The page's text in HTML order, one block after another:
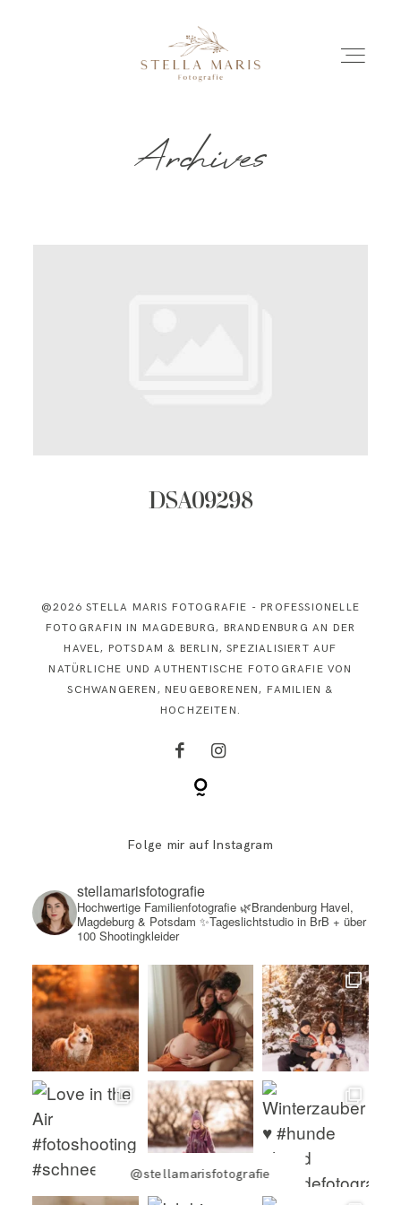
EINBLICKE
Archives
DSA09298
@2026 STELLA MARIS FOTOGRAFIE - PROFESSIONELLE
FOTOGRAFIN IN MAGDEBURG, BRANDENBURG AN DER
HAVEL, POTSDAM & BERLIN, SPEZIALISIERT AUF
NATÜRLICHE UND AUTHENTISCHE FOTOGRAFIE VON
SCHWANGEREN, NEUGEBORENEN, FAMILIEN &
HOCHZEITEN.
Folge mir auf Instagram
@stellamarisfotografie
stellamarisfotografie
Hochwertige Familienfotografie🌿Brandenburg Havel,
Magdeburg & Potsdam ✨Tageslichtstudio in BrB + über
100 Shootingkleider